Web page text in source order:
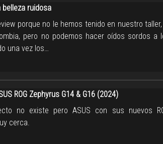
belleza ruidosa
porque no le hemos tenido en nuestro
pero no podemos hacer oídos sordos a
una vez los…
ROG Zephyrus G14 & G16 (2024)
no existe pero ASUS con sus nuevos
cerca.